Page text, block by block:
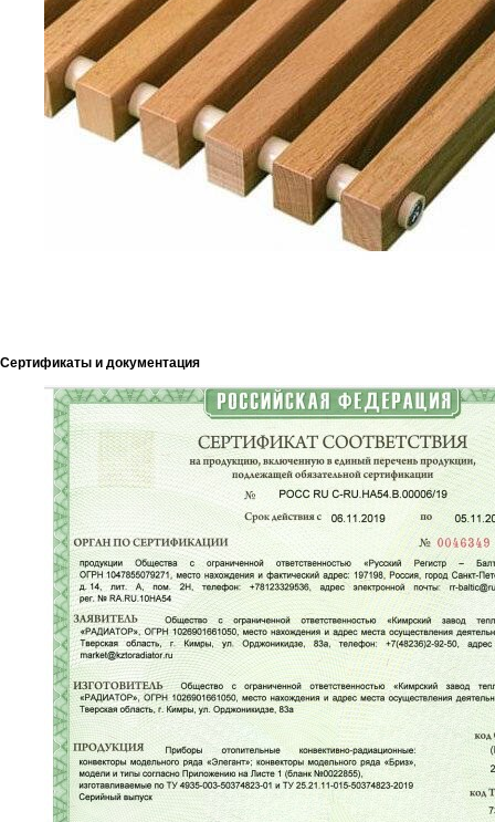
Сертификаты и документация